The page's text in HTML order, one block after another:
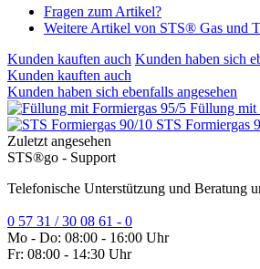
Fragen zum Artikel?
Weitere Artikel von STS® Gas und
Kunden kauften auch Kunden haben sich
Kunden kauften auch
Kunden haben sich ebenfalls angesehen
Füllung mit
STS Formiergas
Zuletzt angesehen
STS®go - Support
Telefonische Unterstützung und Beratung
0 57 31 / 30 08 61 - 0
Mo - Do: 08:00 - 16:00 Uhr
Fr: 08:00 - 14:30 Uhr